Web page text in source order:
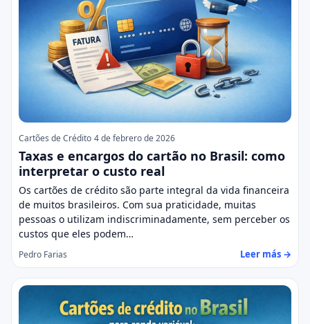
Cartões de Crédito 4 de febrero de 2026
Taxas e encargos do cartão no Brasil: como
interpretar o custo real
Os cartões de crédito são parte integral da vida financeira
de muitos brasileiros. Com sua praticidade, muitas
pessoas o utilizam indiscriminadamente, sem perceber os
custos que eles podem…
Pedro Farias Leer más →